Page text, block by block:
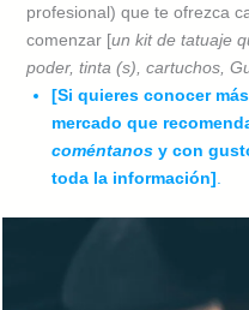
profesional) que te ofrezca
comenzar [un kit de tatuaje
poder, tinta (s), cartuchos,
[Si quieres conocer
mercado que
coméntanosy con
toda la información]